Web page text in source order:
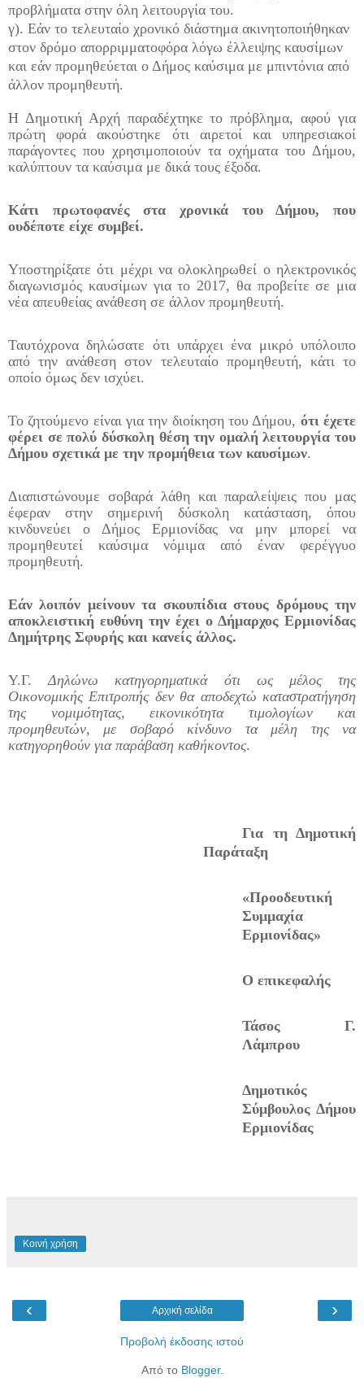
προβλήματα στην όλη λειτουργία του.
γ). Εάν το τελευταίο χρονικό διάστημα ακινητοποιήθηκαν
στον δρόμο απορριμματοφόρα λόγω έλλειψης καυσίμων
και εάν προμηθεύεται ο Δήμος καύσιμα με μπιντόνια από
άλλον προμηθευτή.
Η Δημοτική Αρχή παραδέχτηκε το πρόβλημα, αφού για
πρώτη φορά ακούστηκε ότι αιρετοί και υπηρεσιακοί
παράγοντες που χρησιμοποιούν τα οχήματα του Δήμου,
καλύπτουν τα καύσιμα με δικά τους έξοδα.
Κάτι πρωτοφανές στα χρονικά του Δήμου, που
ουδέποτε είχε συμβεί.
Υποστηρίξατε ότι μέχρι να ολοκληρωθεί ο ηλεκτρονικός
διαγωνισμός καυσίμων για το 2017, θα προβείτε σε μια
νέα απευθείας ανάθεση σε άλλον προμηθευτή.
Ταυτόχρονα δηλώσατε ότι υπάρχει ένα μικρό υπόλοιπο
από την ανάθεση στον τελευταίο προμηθευτή, κάτι το
οποίο όμως δεν ισχύει.
Το ζητούμενο είναι για την διοίκηση του Δήμου, ότι έχετε
φέρει σε πολύ δύσκολη θέση την ομαλή λειτουργία του
Δήμου σχετικά με την προμήθεια των καυσίμων.
Διαπιστώνουμε σοβαρά λάθη και παραλείψεις που μας
έφεραν στην σημερινή δύσκολη κατάσταση, όπου
κινδυνεύει ο Δήμος Ερμιονίδας να μην μπορεί να
προμηθευτεί καύσιμα νόμιμα από έναν φερέγγυο
προμηθευτή.
Εάν λοιπόν μείνουν τα σκουπίδια στους δρόμους την
αποκλειστική ευθύνη την έχει ο Δήμαρχος Ερμιονίδας
Δημήτρης Σφυρής και κανείς άλλος.
Υ.Γ.Δηλώνω κατηγορηματικά ότι ως μέλος της
Οικονομικής Επιτροπής δεν θα αποδεχτώ καταστρατήγηση
της νομιμότητας, εικονικότητα τιμολογίων και
προμηθευτών, με σοβαρό κίνδυνο τα μέλη της να
κατηγορηθούν για παράβαση καθήκοντος.
Για τη Δημοτική
Παράταξη
«Προοδευτική
Συμμαχία
Ερμιονίδας»
Ο επικεφαλής
Τάσος Γ.
Λάμπρου
Δημοτικός
Σύμβουλος Δήμου
Ερμιονίδας
Κοινή χρήση
‹ ›
Αρχική σελίδα
Προβολή έκδοσης ιστού
Από το Blogger.